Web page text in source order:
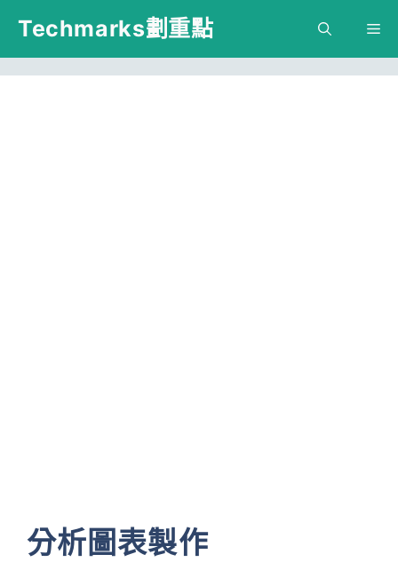
跳
主
Techmarks劃重點
分析圖表製作